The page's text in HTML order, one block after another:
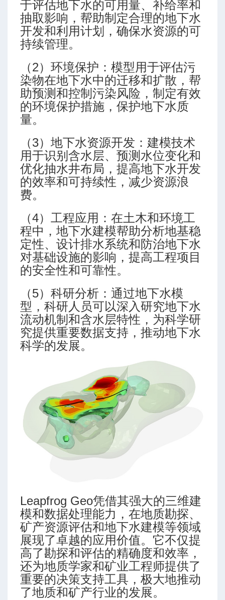
于评估地下水的可用量、补给率和
抽取影响，帮助制定合理的地下水
开发和利用计划，确保水资源的可
持续管理。
（2）环境保护：模型用于评估污
染物在地下水中的迁移和扩散，帮
助预测和控制污染风险，制定有效
的环境保护措施，保护地下水质
量。
（3）地下水资源开发：建模技术
用于识别含水层、预测水位变化和
优化抽水井布局，提高地下水开发
的效率和可持续性，减少资源浪
费。
（4）工程应用：在土木和环境工
程中，地下水建模帮助分析地基稳
定性、设计排水系统和防治地下水
对基础设施的影响，提高工程项目
的安全性和可靠性。
（5）科研分析：通过地下水模
型，科研人员可以深入研究地下水
流动机制和含水层特性，为科学研
究提供重要数据支持，推动地下水
科学的发展。
Leapfrog Geo凭借其强大的三维建
模和数据处理能力，在地质勘探、
矿产资源评估和地下水建模等领域
展现了卓越的应用价值。它不仅提
高了勘探和评估的精确度和效率，
还为地质学家和矿业工程师提供了
重要的决策支持工具，极大地推动
了地质和矿产行业的发展。